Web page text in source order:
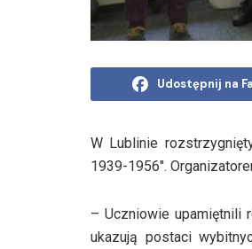
Udostępnij na
W Lublinie
1939-1956″.
– Uczniowie upamiętnili
ukazują postaci